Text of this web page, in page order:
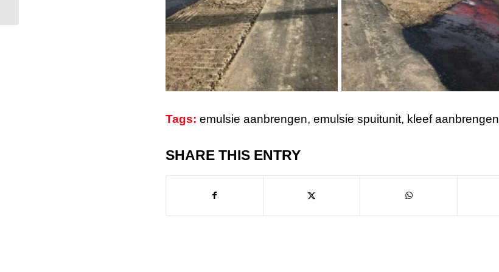
Tags: emulsie aanbrengen, emulsie spuitunit, kleef aanbrengen
SHARE THIS ENTRY